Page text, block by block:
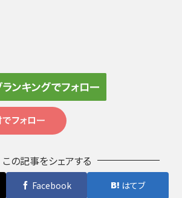
この記事をシェアする
Facebook はてブ